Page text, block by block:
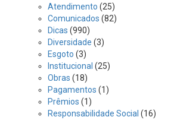
Atendimento (25)
Comunicados (82)
Dicas (990)
Diversidade (3)
Esgoto (3)
Institucional (25)
Obras (18)
Pagamentos (1)
Prêmios (1)
Responsabilidade Social (16)